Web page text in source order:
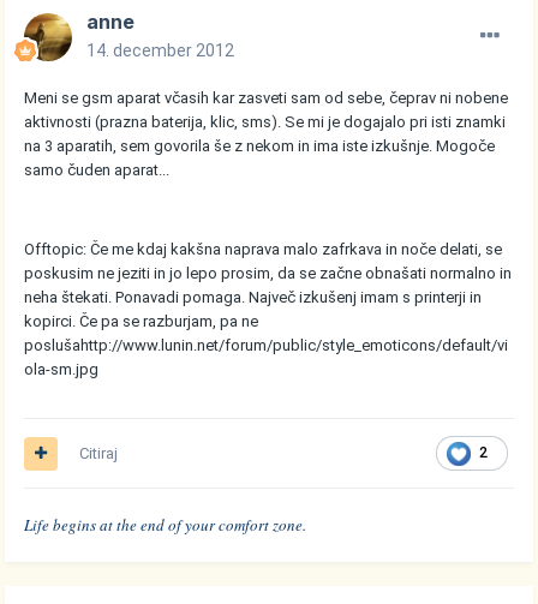
anne
14. december 2012
Meni se gsm aparat včasih kar zasveti sam od sebe, čeprav ni nobene
aktivnosti (prazna baterija, klic, sms). Se mi je dogajalo pri isti znamki
na 3 aparatih, sem govorila še z nekom in ima iste izkušnje. Mogoče
samo čuden aparat...
Offtopic: Če me kdaj kakšna naprava malo zafrkava in noče delati, se
poskusim ne jeziti in jo lepo prosim, da se začne obnašati normalno in
neha štekati. Ponavadi pomaga. Največ izkušenj imam s printerji in
kopirci. Če pa se razburjam, pa ne
poslušahttp://www.lunin.net/forum/public/style_emoticons/default/vi
ola-sm.jpg
2
Citiraj
Life begins at the end of your comfort zone.